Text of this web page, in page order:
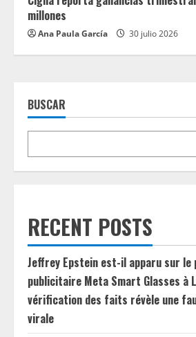
millones
Ana Paula García 30 julio 2026
BUSCAR
RECENT POSTS
Jeffrey Epstein est-il apparu sur le
publicitaire Meta Smart Glasses à
vérification des faits révèle une
virale